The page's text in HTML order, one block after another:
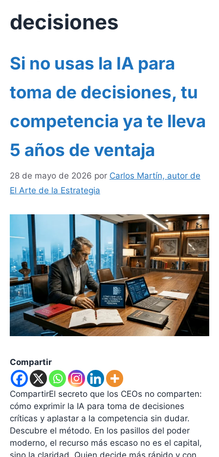
decisiones
Si no usas la IA para
toma de decisiones, tu
competencia ya te lleva
5 años de ventaja
28 de mayo de 2026 por Carlos Martín, autor de
El Arte de la Estrategia
Compartir
CompartirEl secreto que los CEOs no comparten:
cómo exprimir la IA para toma de decisiones
críticas y aplastar a la competencia sin dudar.
Descubre el método. En los pasillos del poder
moderno, el recurso más escaso no es el capital,
sino la claridad. Quien decide más rápido y con